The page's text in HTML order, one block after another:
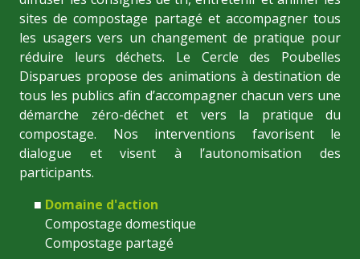
sites de compostage partagé et accompagner tous
les usagers vers un changement de pratique pour
réduire leurs déchets. Le Cercle des Poubelles
Disparues propose des animations à destination de
tous les publics afin d’accompagner chacun vers une
démarche zéro-déchet et vers la pratique du
compostage. Nos interventions favorisent le
dialogue et visent à l’autonomisation des
participants.
Domaine d'action
Compostage domestique
Compostage partagé